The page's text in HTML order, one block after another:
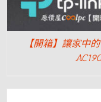
【開箱】讓家中